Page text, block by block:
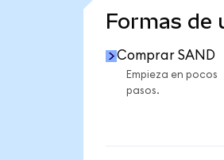
Formas de
Comprar SAND
Empieza en pocos
pasos.